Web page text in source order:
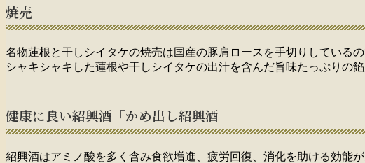
焼売
名物蓮根と干しシイタケの焼売は国産の豚肩ロースを手切りしている
シャキシャキした蓮根や干しシイタケの出汁を含んだ旨味たっぷりの
健康に良い紹興酒「かめ出し紹興酒」
紹興酒はアミノ酸を多く含み食欲増進、疲労回復、消化を助ける効能が